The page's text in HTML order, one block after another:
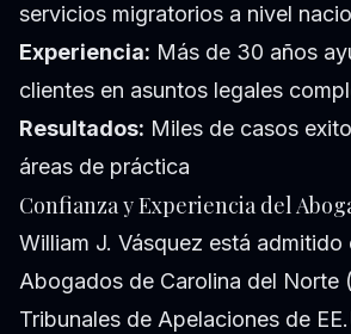
servicios migratorios a nivel
Experiencia: Más de 30 años
clientes en asuntos legales
Resultados: Miles de casos
áreas de práctica
Confianza y Experiencia del
William J. Vásquez está admitido
Abogados de Carolina del Norte
Tribunales de Apelaciones de